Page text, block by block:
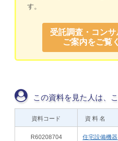
す。
受託調査・コン
ご案内をご覧
この資料を見た人は、
資料コード 資 料 名
R60208704
住宅設備機